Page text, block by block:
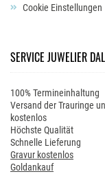
Cookie Einstellungen
SERVICE JUWELIER
100% Termineinhaltung
Versand der Trauringe
kostenlos
Höchste Qualität
Schnelle Lieferung
Gravur kostenlos
Goldankauf